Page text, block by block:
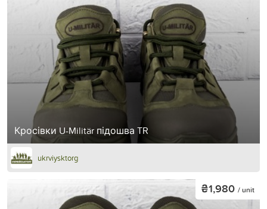
Кросівки U-Militär підошва TR
ukrviysktorg
₴1,980 / unit